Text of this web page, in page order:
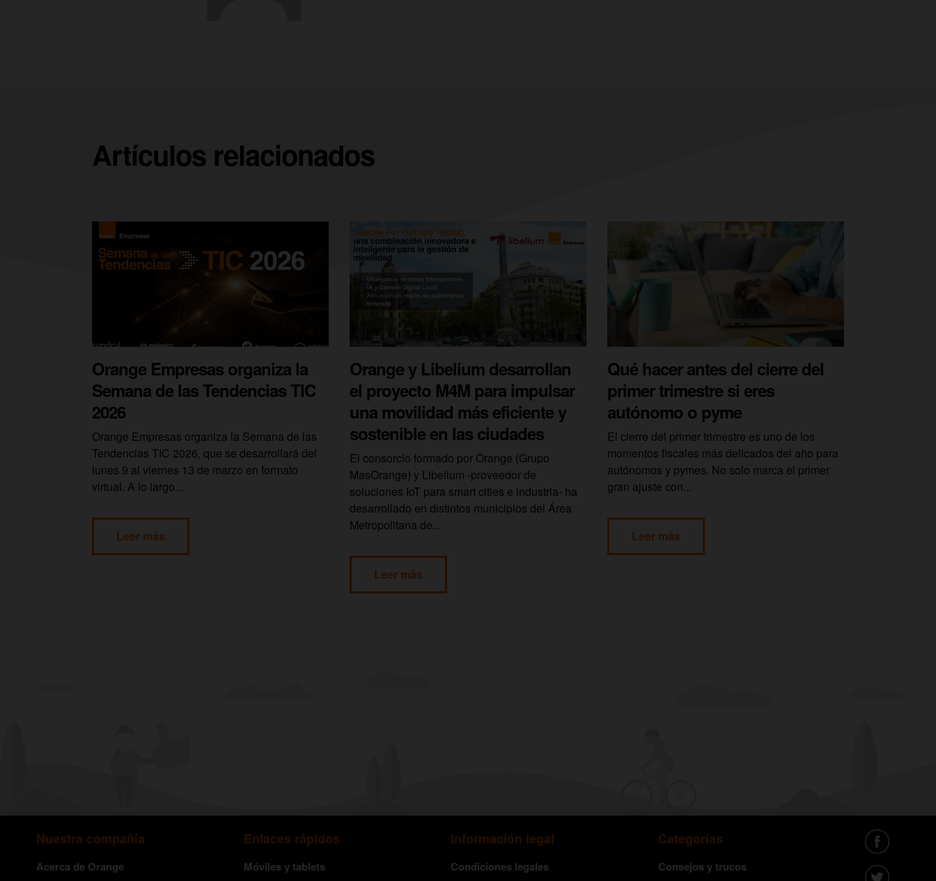
Artículos relacionados
Orange Empresas organiza la
Semana de las Tendencias TIC
2026
Orange Empresas organiza la Semana de las
Tendencias TIC 2026, que se desarrollará del
lunes 9 al viernes 13 de marzo en formato
virtual. A lo largo...
Leer más
Orange y Libelium desarrollan
el proyecto M4M para impulsar
una movilidad más eficiente y
sostenible en las ciudades
El consorcio formado por Orange (Grupo
MasOrange) y Libelium -proveedor de
soluciones IoT para smart cities e industria- ha
desarrollado en distintos municipios del Área
Metropolitana de...
Leer más
Qué hacer antes del cierre del
primer trimestre si eres
autónomo o pyme
El cierre del primer trimestre es uno de los
momentos fiscales más delicados del año para
autónomos y pymes. No solo marca el primer
gran ajuste con...
Leer más
Nuestra compañía
Acerca de Orange
Enlaces rápidos
Móviles y tablets
Información legal
Condiciones legales
Categorías
Consejos y trucos